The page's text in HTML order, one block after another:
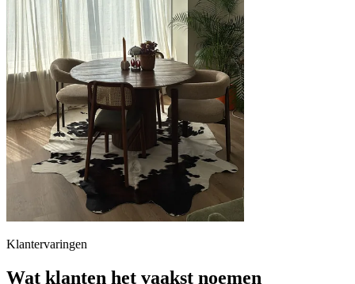
Klantervaringen
Wat klanten het vaakst noemen